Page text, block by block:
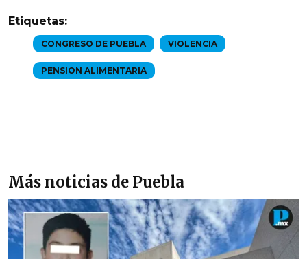
Etiquetas:
CONGRESO DE PUEBLA VIOLENCIA
PENSION ALIMENTARIA
Más noticias de Puebla